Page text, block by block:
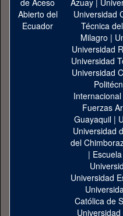
Azuay|
Universidad
Técnica
Milagro |
Universidad
Universidad
Universidad
Fuerzas
Guayaquil|
Universidad
del
|
Universidad
Católica de